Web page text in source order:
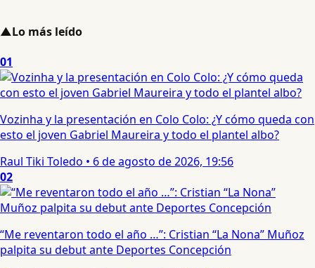
▲Lo más leído
01
Vozinha y la presentación en Colo Colo: ¿Y cómo queda con
esto el joven Gabriel Maureira y todo el plantel albo?
Raul Tiki Toledo • 6 de agosto de 2026, 19:56
02
“Me reventaron todo el año …”: Cristian “La Nona” Muñoz
palpita su debut ante Deportes Concepción